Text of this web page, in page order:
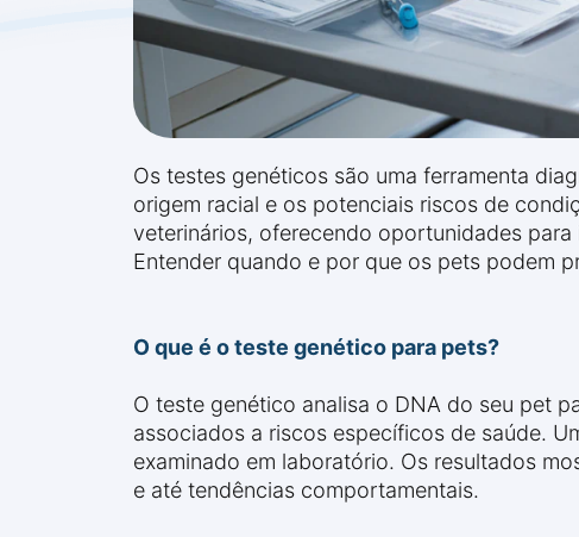
Os testes genéticos são uma ferramenta
origem racial e os potenciais riscos de
veterinários, oferecendo oportunidades
Entender quando e por que os pets podem
O que é o teste genético para pets?
O teste genético analisa o DNA do seu pet
associados a riscos específicos de saúde.
examinado em laboratório. Os resultados
e até tendências comportamentais.